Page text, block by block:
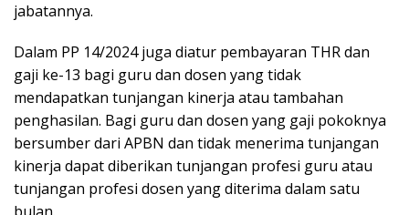
jabatannya.
Dalam PP 14/2024 juga diatur pembayaran THR dan
gaji ke-13 bagi guru dan dosen yang tidak
mendapatkan tunjangan kinerja atau tambahan
penghasilan. Bagi guru dan dosen yang gaji pokoknya
bersumber dari APBN dan tidak menerima tunjangan
kinerja dapat diberikan tunjangan profesi guru atau
tunjangan profesi dosen yang diterima dalam satu